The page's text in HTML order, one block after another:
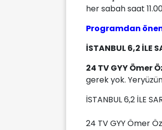
her sabah saat
Programdan
İSTANBUL 6,2 İLE
24 TV GYY Ömer
gerek yok.
İSTANBUL 6,2 İLE
24 TV GYY Ömer